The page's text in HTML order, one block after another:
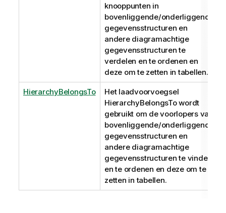
knooppunten in
bovenliggende/onderliggende
gegevensstructuren en
andere diagramachtige
gegevensstructuren te
verdelen en te ordenen en
deze om te zetten in tabellen.
HierarchyBelongsTo
Het laadvoorvoegsel
HierarchyBelongsTo wordt
gebruikt om de voorlopers van
bovenliggende/onderliggende
gegevensstructuren en
andere diagramachtige
gegevensstructuren te vinden
en te ordenen en deze om te
zetten in tabellen.